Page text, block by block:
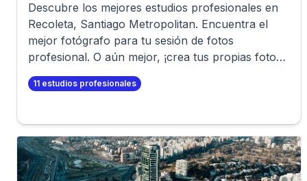
Descubre los mejores estudios profesionales en
Recoleta, Santiago Metropolitan. Encuentra el
mejor fotógrafo para tu sesión de fotos
profesional. O aún mejor, ¡crea tus propias fotos
profesionales en minutos!
11 estudios profesionales